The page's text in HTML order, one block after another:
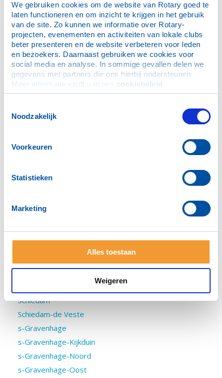
We gebruiken cookies om de website van Rotary goed te
laten functioneren en om inzicht te krijgen in het gebruik
van de site. Zo kunnen we informatie over Rotary-
projecten, evenementen en activiteiten van lokale clubs
beter presenteren en de website verbeteren voor leden
en bezoekers. Daarnaast gebruiken we cookies voor
social media en analyse. In sommige gevallen delen we
gegevens met partners die ons hierbij ondersteunen.
Meer informatie vindt u in ons cookiebeleid
Noodzakelijk
Voorkeuren
Statistieken
Marketing
Alles toestaan
Weigeren
Oegstgeest e.o.
Pijnacker-Nootdorp
Rhoon-Barendrecht
Rijswijk-Ypenburg
Rijswijk (Z.H.)
Roelofarendsveen-Alkemade
Rotterdam
Rotterdam-Bernisse
Rotterdam-Delfshaven
Rotterdam-Kralingen
Rotterdam-Nieuwe dag
Rotterdam-Stad
Schiedam
Schiedam-de Veste
s-Gravenhage
s-Gravenhage-Kijkduin
s-Gravenhage-Noord
s-Gravenhage-Oost